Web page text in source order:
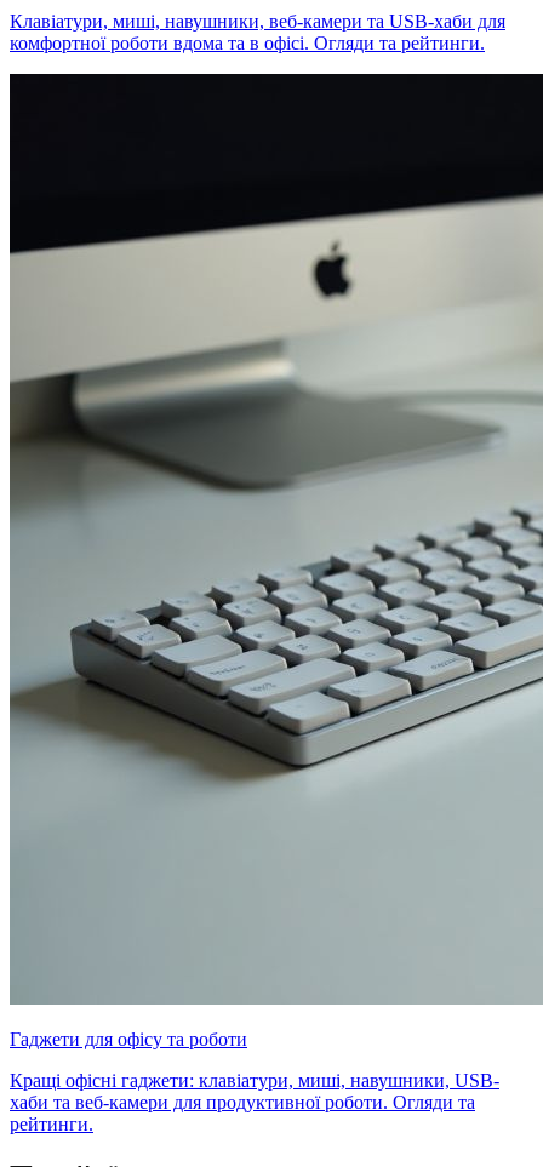
Клавіатури, миші, навушники, веб-камери та USB-хаби для
комфортної роботи вдома та в офісі. Огляди та рейтинги.
Гаджети для офісу та роботи
Кращі офісні гаджети: клавіатури, миші, навушники, USB-
хаби та веб-камери для продуктивної роботи. Огляди та
рейтинги.